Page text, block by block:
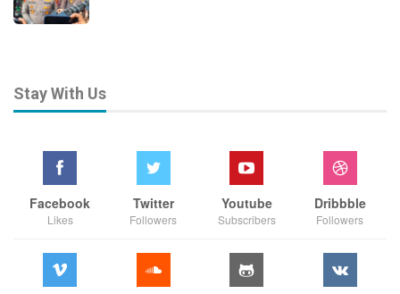
Stay With Us
Facebook
Likes
Twitter
Followers
Youtube
Subscribers
Dribbble
Followers